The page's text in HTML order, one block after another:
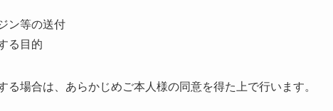
ン等の送付
る目的
る場合は、あらかじめご本人様の同意を得た上で行います。